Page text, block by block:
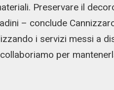
Preservare il
– conclude
i servizi messi a
per